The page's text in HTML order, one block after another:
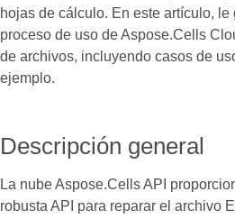
hojas de cálculo. En este artículo, le
proceso de uso de Aspose.Cells
de archivos, incluyendo casos de
ejemplo.
Descripción general
La nube Aspose.Cells API
robusta API para reparar el archivo